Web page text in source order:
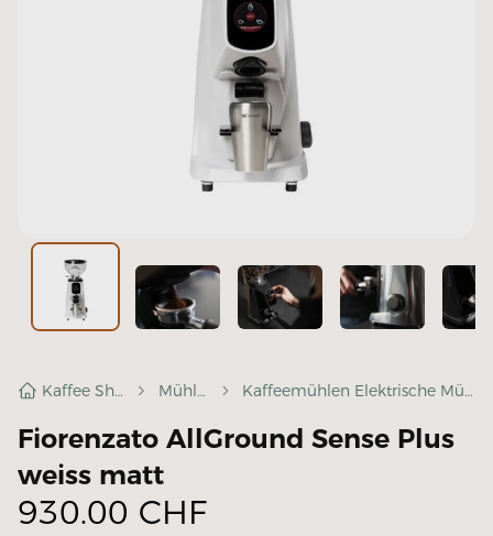
Kaffee Shop Mühlen Kaffeemühlen Elektrische Mühlen
Fiorenzato AllGround Sense Plus
weiss matt
930.00 CHF